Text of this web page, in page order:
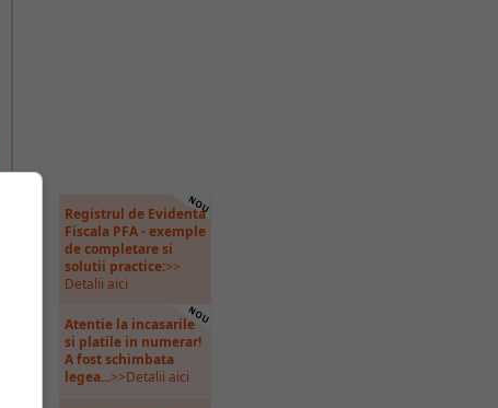
Registrul de Evidenta
Fiscala PFA - exemple
de completare si
solutii practice:>>
Detalii aici
Atentie la incasarile
si platile in numerar!
A fost schimbata
legea...>>Detalii aici